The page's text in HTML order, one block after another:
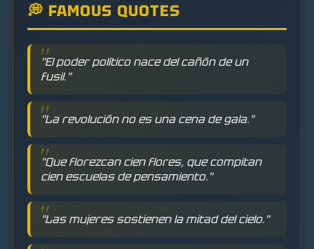
💭 FAMOUS QUOTES
"El poder político nace del cañón de un
fusil."
"La revolución no es una cena de gala."
"Que florezcan cien flores, que compitan
cien escuelas de pensamiento."
"Las mujeres sostienen la mitad del cielo."